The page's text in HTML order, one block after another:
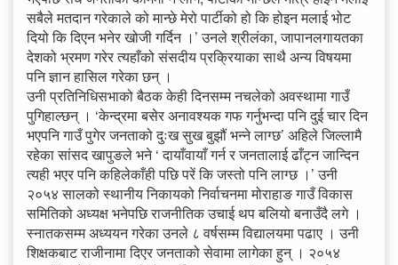
सबैले मतदान गरेकाले को मान्छे मेरो पार्टीको हो कि होइन मलाई भोट
दियो कि दिएन भनेर खोजी गर्दिन ।’ उनले श्रीलंका, जापानलगायतका
देशको भ्रमण गरेर त्यहाँको संसदीय प्रक्रियाका साथै अन्य विषयमा
पनि ज्ञान हासिल गरेका छन् ।
उनी प्रतिनिधिसभाको बैठक केही दिनसम्म नचलेको अवस्थामा गाउँ
पुगिहाल्छन् । ‘केन्द्रमा बसेर अनावश्यक गफ गर्नुभन्दा पनि दुई चार दिन
भएपनि गाउँ पुगेर जनताको दुःख सुख बुझौं भन्ने लाग्छ’ अहिले जिल्लामै
रहेका सांसद खापुङले भने ‘ दायाँवायाँ गर्न र जनतालाई ढाँट्न जान्दिन
त्यही भएर पनि कहिलेकाँही पछि परें कि जस्तो पनि लाग्छ ।’ उनी
२०५४ सालको स्थानीय निकायको निर्वाचनमा मोराहाङ गाउँ विकास
समितिको अध्यक्ष भनेपछि राजनीतिक उचाई थप बलियो बनाउँदै लगे ।
स्नातकसम्म अध्ययन गरेका उनले ८ वर्षसम्म विद्यालयमा पढाए । उनी
शिक्षकबाट राजीनामा दिएर जनताको सेवामा लागेका हुन् । २०५४